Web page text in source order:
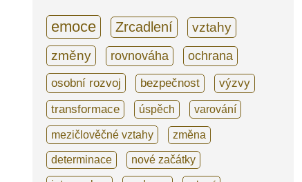
emoce Zrcadlení
vztahy
změny
rovnováha
ochrana
osobní rozvoj
bezpečnost výzvy
transformace úspěch varování
mezičlověčné vztahy změna
determinace nové začátky